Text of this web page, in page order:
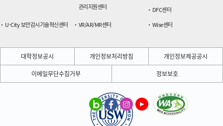
관리지원센터
DFC센터
U-City 보안감시기술혁신센터
VR/AR/MR센터 Wise센터
대학정보공시 개인정보처리방침
개인정보제공공시
이메일무단수집거부
정보보호